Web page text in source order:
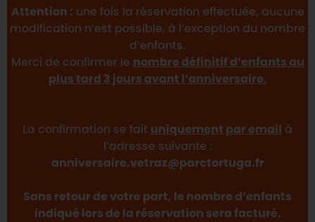
Attention : une fois la réservation effectuée, aucune
modification n’est possible, à l’exception du nombre
d’enfants.
Merci de confirmer le nombre définitif d’enfants au
plus tard 3 jours avant l’anniversaire.
La confirmation se fait uniquement par email à
l’adresse suivante :
anniversaire.vetraz@parctortuga.fr
Sans retour de votre part, le nombre d’enfants
indiqué lors de la réservation sera facturé.